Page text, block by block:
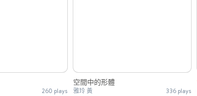
260 plays
空間中的形體
雅玲 黃 336 plays